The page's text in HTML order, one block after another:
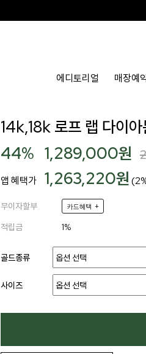
에디토리얼 매장예
14k,18k 로프 랩 다이아
44% 1,289,000원
앱 혜택가 1,263,220원
무이자할부 카드혜택 +
적립금 1%
골드종류
사이즈